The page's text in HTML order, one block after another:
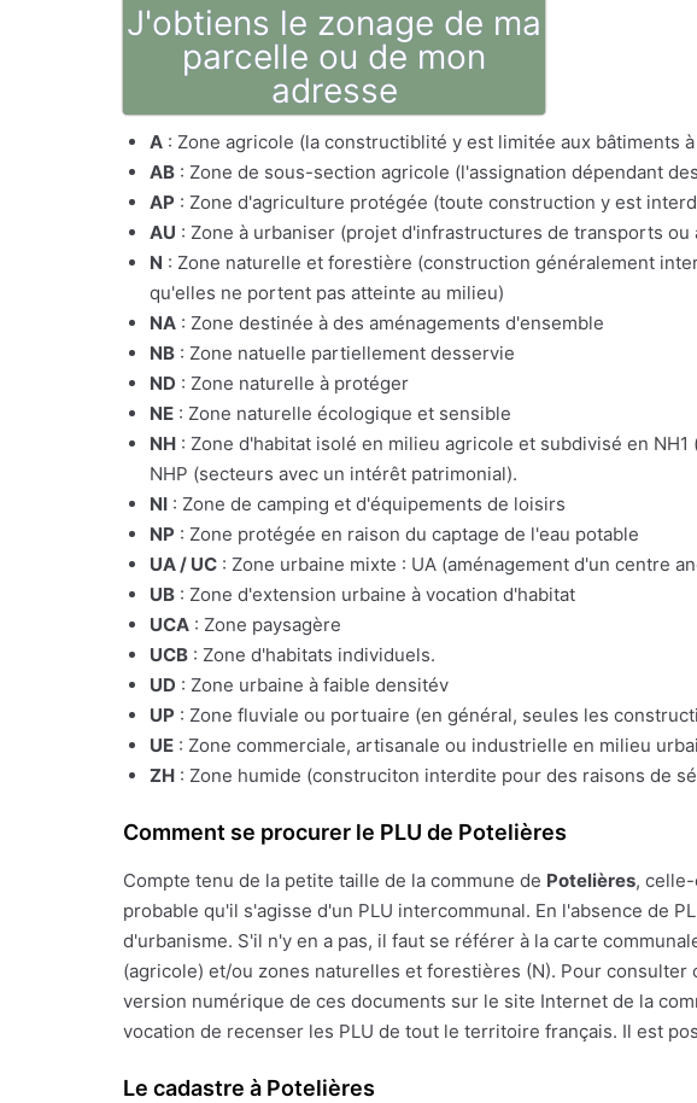
J'obtiens le zonage de ma
parcelle ou de mon
adresse
A : Zone agricole (la constructiblité y est limitée aux bâtiments
AB : Zone de sous-section agricole (l'assignation dépendant
AP : Zone d'agriculture protégée (toute construction y est
AU : Zone à urbaniser (projet d'infrastructures de transports
N : Zone naturelle et forestière (construction généralement
qu'elles ne portent pas atteinte au milieu)
NA : Zone destinée à des aménagements d'ensemble
NB : Zone natuelle partiellement desservie
ND : Zone naturelle à protéger
NE : Zone naturelle écologique et sensible
NH : Zone d'habitat isolé en milieu agricole et subdivisé en
NHP (secteurs avec un intérêt patrimonial).
NI : Zone de camping et d'équipements de loisirs
NP : Zone protégée en raison du captage de l'eau potable
UA / UC : Zone urbaine mixte : UA (aménagement d'un centre
UB : Zone d'extension urbaine à vocation d'habitat
UCA : Zone paysagère
UCB : Zone d'habitats individuels.
UD : Zone urbaine à faible densitév
UP : Zone fluviale ou portuaire (en général, seules les
UE : Zone commerciale, artisanale ou industrielle en milieu
ZH : Zone humide (construciton interdite pour des raisons de
Comment se procurer le PLU de Potelières
Compte tenu de la petite taille de la commune de Potelières,
probable qu'il s'agisse d'un PLU intercommunal. En l'absence de
d'urbanisme. S'il n'y en a pas, il faut se référer à la carte
(agricole) et/ou zones naturelles et forestières (N). Pour consulter
version numérique de ces documents sur le site Internet de la
vocation de recenser les PLU de tout le territoire français. Il est
Le cadastre à Potelières